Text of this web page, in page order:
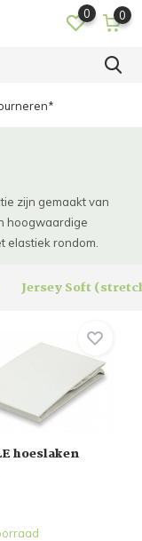
0 0
zijn gemaakt van
hoogwaardige
elastiek rondom.
Jersey Soft
hoeslaken